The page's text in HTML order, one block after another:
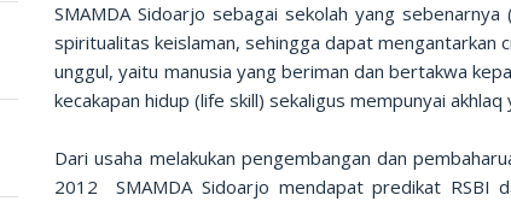
SMAMDA Sidoarjo sebagai sekolah yang
spiritualitas keislaman, sehingga dapat mengantarkan
unggul, yaitu manusia yang beriman dan bertakwa
kecakapan hidup (life skill) sekaligus mempunyai
Dari usaha melakukan pengembangan dan
2012 SMAMDA Sidoarjo mendapat predikat RSBI